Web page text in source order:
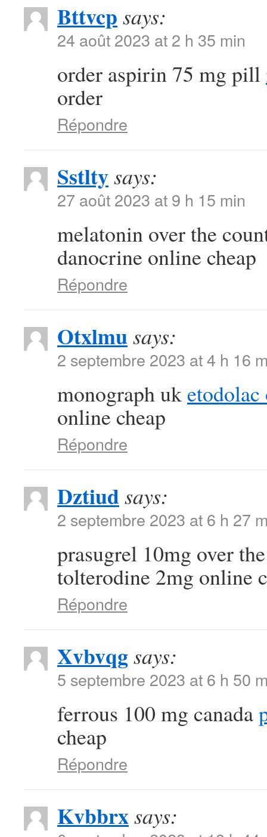
Bttvcp says:
24 août 2023 at 2 h 35 min
order aspirin 75 mg pill
order
Répondre
Sstltysays:
27 août 2023 at 9 h 15 min
melatonin over the
danocrine online cheap
Répondre
Otxlmusays:
2 septembre 2023 at 4 h 16
monograph uk etodolac
online cheap
Répondre
Dztiudsays:
2 septembre 2023 at 6 h 27
prasugrel 10mg over
tolterodine 2mg online
Répondre
Xvbvqgsays:
5 septembre 2023 at 6 h 50
ferrous 100 mg canada
cheap
Répondre
Kvbbrxsays: